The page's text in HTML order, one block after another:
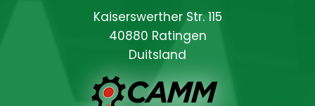
Kaiserswerther Str. 115
40880 Ratingen
Duitsland